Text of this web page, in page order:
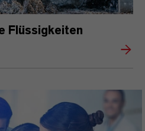
Flüssigkeiten